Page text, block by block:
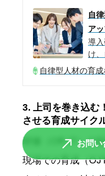
お問い
自
ア
導
け
戦し
し
境
か
か」
事
を
自律型人材の育
3. 上司を巻き込む
させる育成サイク
研修（Off-JT）の
現場での育成（